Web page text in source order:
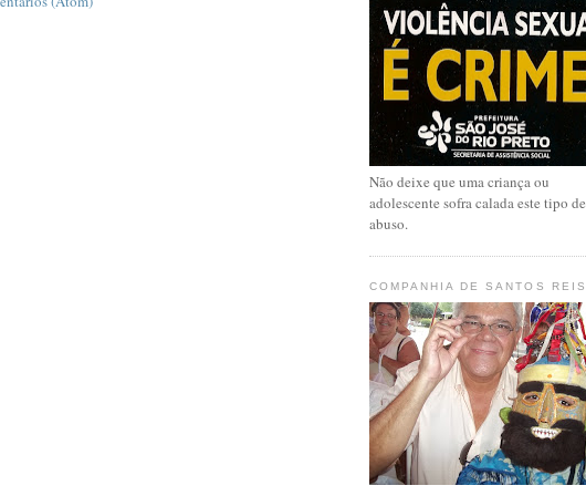
Não deixe que uma criança ou
adolescente sofra calada este tipo de
abuso.
COMPANHIA DE SANTOS REIS